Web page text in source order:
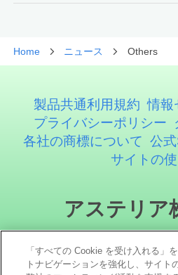
Home ニュース Others
製品共通利用規約 情報
プライバシーポリシー
各社の商標について 公
サイトの
アステリア
「すべての Cookie を受け入れる」
トナビゲーションを強化し、サイト